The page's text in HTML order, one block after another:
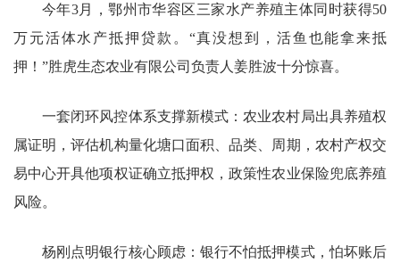
今年3月，鄂州市华容区三家水产养殖主体同时获得50
万元活体水产抵押贷款。“真没想到，活鱼也能拿来抵
押！”胜虎生态农业有限公司负责人姜胜波十分惊喜。
一套闭环风控体系支撑新模式：农业农村局出具养殖权
属证明，评估机构量化塘口面积、品类、周期，农村产权交
易中心开具他项权证确立抵押权，政策性农业保险兜底养殖
风险。
杨刚点明银行核心顾虑：银行不怕抵押模式，怕坏账后